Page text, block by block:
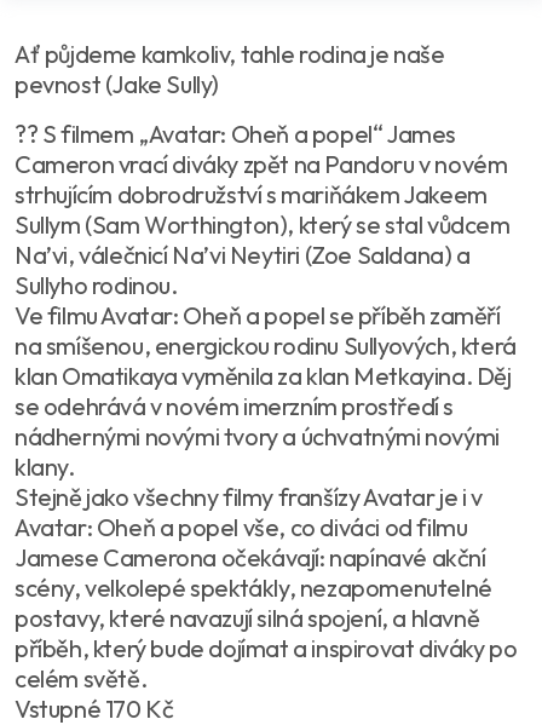
Ať půjdeme kamkoliv, tahle rodina je naše
pevnost (Jake Sully)
?? S filmem „Avatar: Oheň a popel“ James
Cameron vrací diváky zpět na Pandoru v novém
strhujícím dobrodružství s mariňákem Jakeem
Sullym (Sam Worthington), který se stal vůdcem
Na’vi, válečnicí Na’vi Neytiri (Zoe Saldana) a
Sullyho rodinou.
Ve filmu Avatar: Oheň a popel se příběh zaměří
na smíšenou, energickou rodinu Sullyových, která
klan Omatikaya vyměnila za klan Metkayina. Děj
se odehrává v novém imerzním prostředí s
nádhernými novými tvory a úchvatnými novými
klany.
Stejně jako všechny filmy franšízy Avatar je i v
Avatar: Oheň a popel vše, co diváci od filmu
Jamese Camerona očekávají: napínavé akční
scény, velkolepé spektákly, nezapomenutelné
postavy, které navazují silná spojení, a hlavně
příběh, který bude dojímat a inspirovat diváky po
celém světě.
Vstupné 170 Kč